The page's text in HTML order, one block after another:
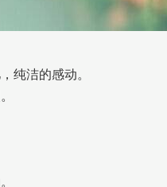
纯洁的感动。